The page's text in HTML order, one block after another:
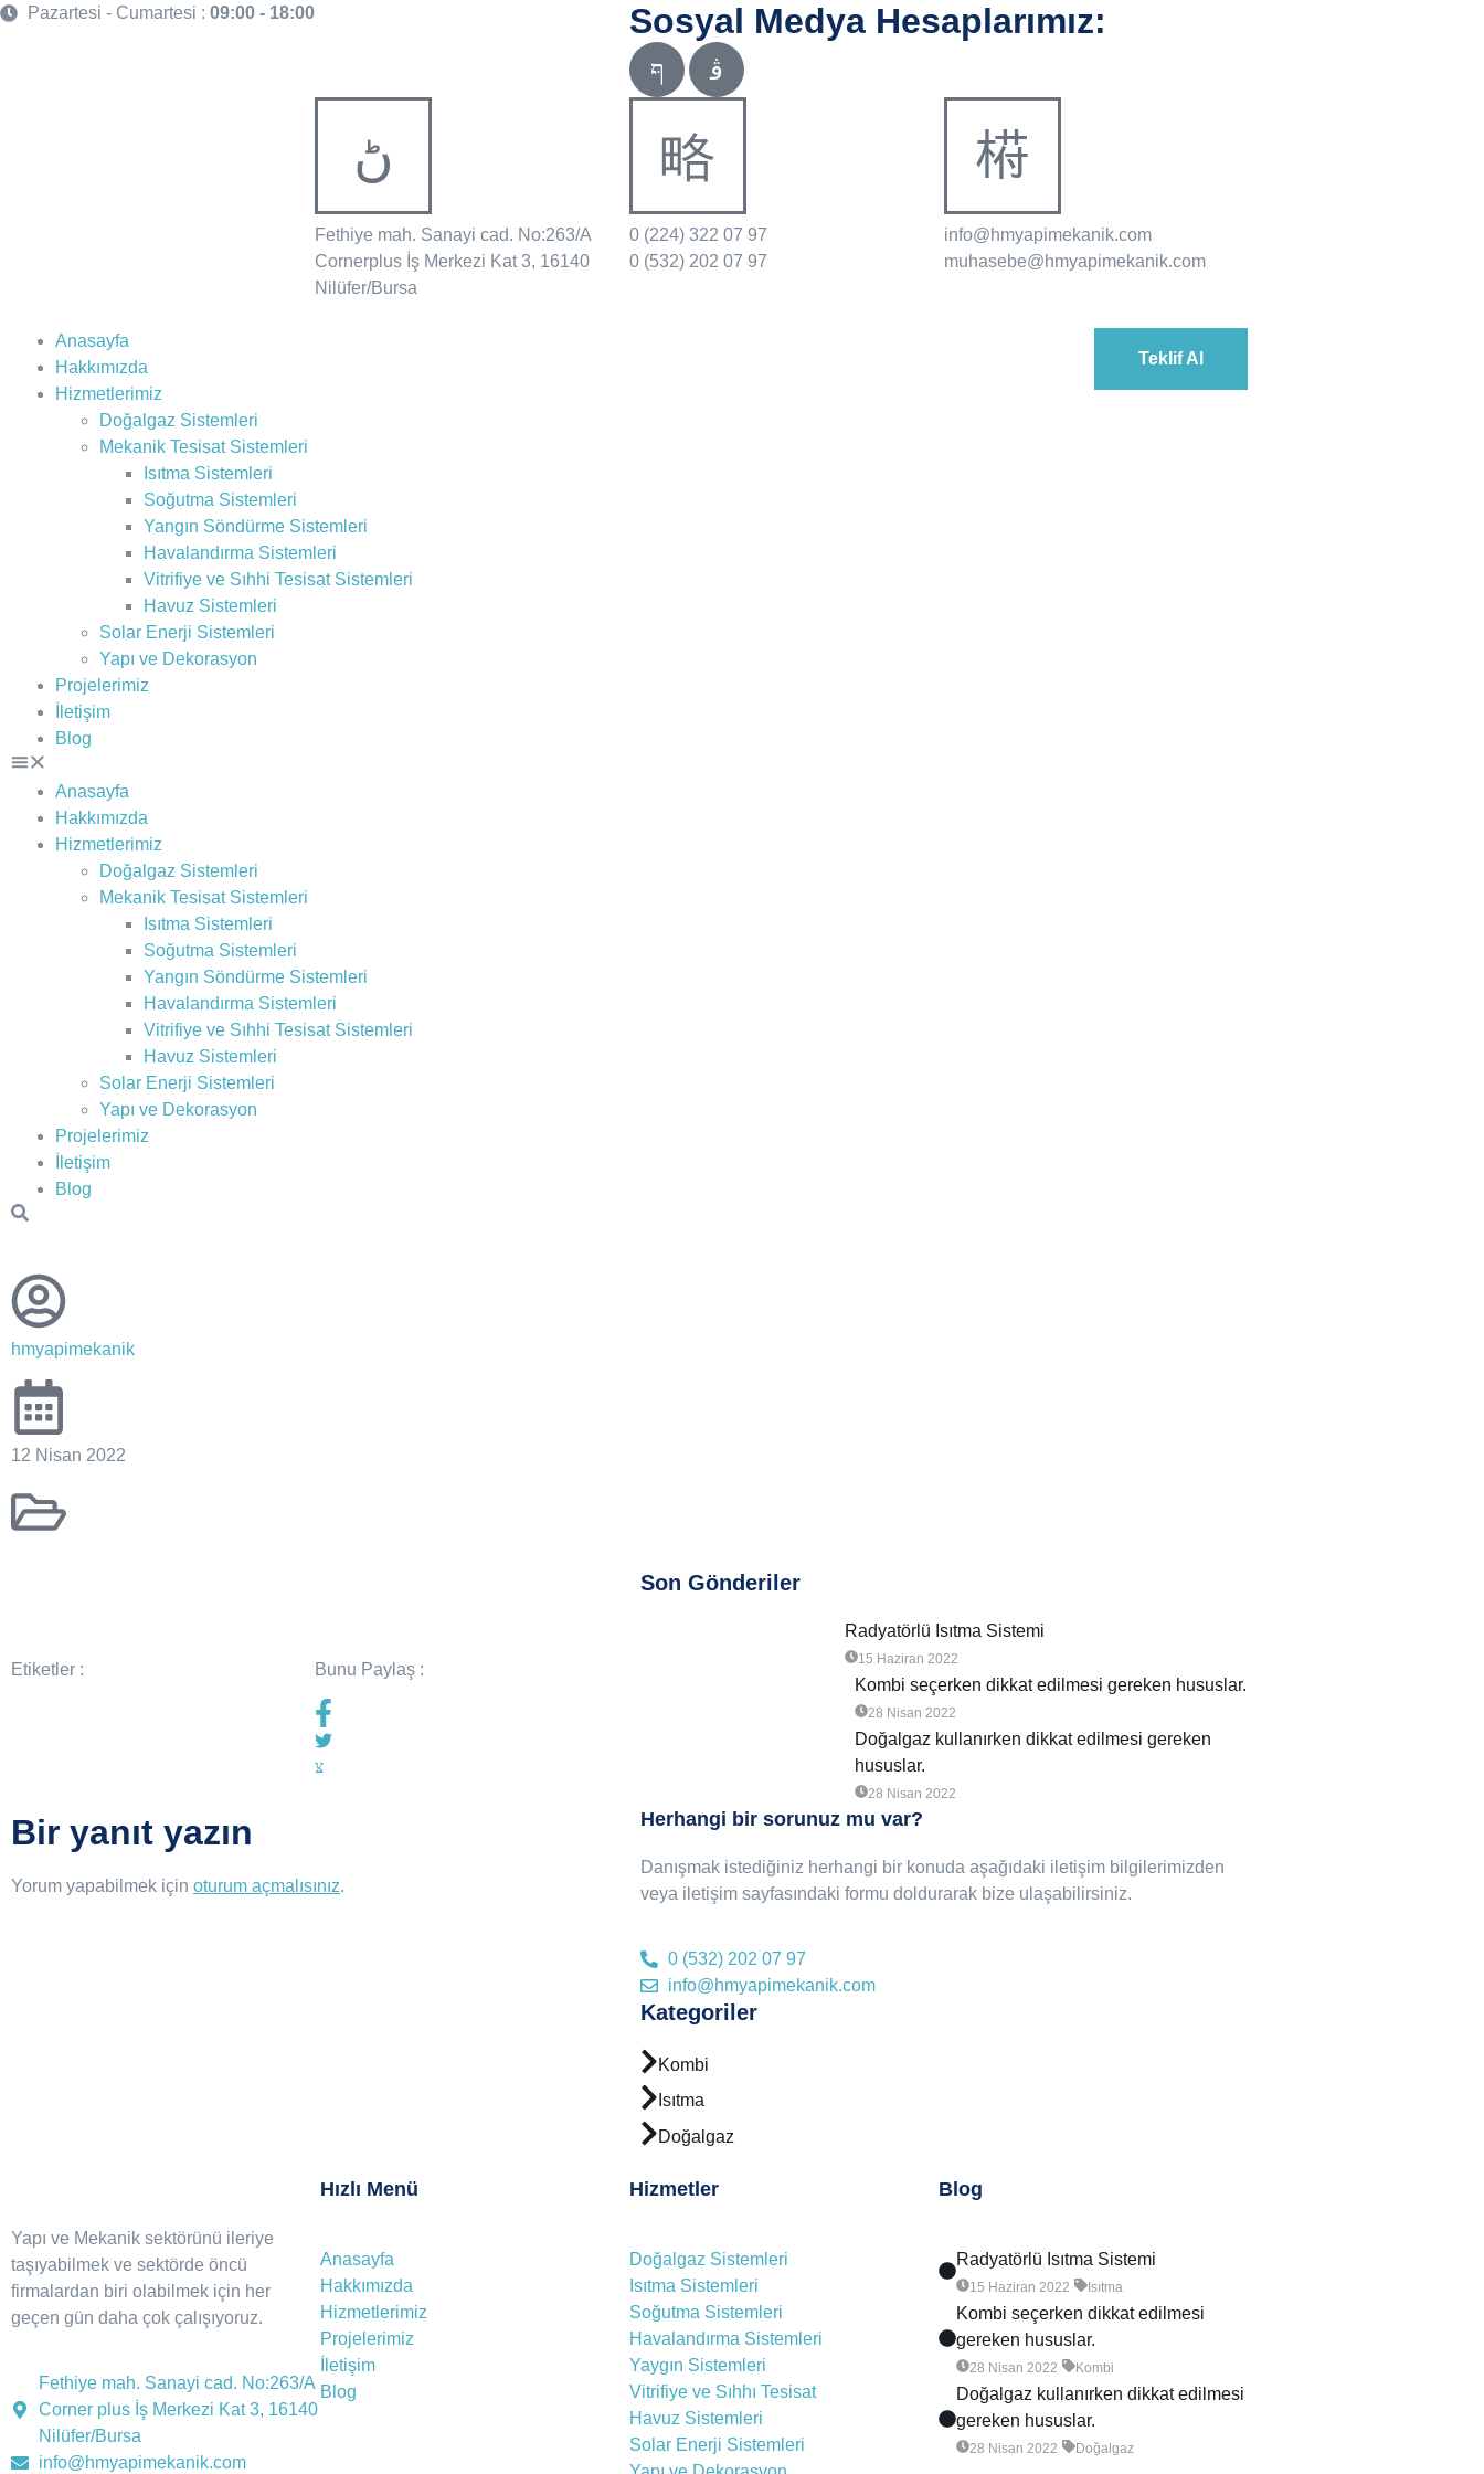
Pazartesi - Cumartesi : 09:00 - 18:00 Sosyal Medya Hesaplarımız:
Fethiye mah. Sanayi cad. No:263/A
Cornerplus İş Merkezi Kat 3, 16140
Nilüfer/Bursa
0 (224) 322 07 97
0 (532) 202 07 97
info@hmyapimekanik.com
muhasebe@hmyapimekanik.com
Anasayfa
Hakkımızda
Hizmetlerimiz
Doğalgaz Sistemleri
Mekanik Tesisat Sistemleri
Isıtma Sistemleri
Soğutma Sistemleri
Yangın Söndürme Sistemleri
Havalandırma Sistemleri
Vitrifiye ve Sıhhi Tesisat Sistemleri
Havuz Sistemleri
Solar Enerji Sistemleri
Yapı ve Dekorasyon
Projelerimiz
İletişim
Blog
Anasayfa
Hakkımızda
Hizmetlerimiz
Doğalgaz Sistemleri
Mekanik Tesisat Sistemleri
Isıtma Sistemleri
Soğutma Sistemleri
Yangın Söndürme Sistemleri
Havalandırma Sistemleri
Vitrifiye ve Sıhhi Tesisat Sistemleri
Havuz Sistemleri
Solar Enerji Sistemleri
Yapı ve Dekorasyon
Projelerimiz
İletişim
Blog
Teklif Al
hmyapimekanik
12 Nisan 2022
Etiketler : Bunu Paylaş :
Bir yanıt yazın
Yorum yapabilmek için oturum açmalısınız.
Son Gönderiler
Radyatörlü Isıtma Sistemi
15 Haziran 2022
Kombi seçerken dikkat edilmesi gereken hususlar.
28 Nisan 2022
Doğalgaz kullanırken dikkat edilmesi gereken
hususlar.
28 Nisan 2022
Herhangi bir sorunuz mu var?
Danışmak istediğiniz herhangi bir konuda aşağıdaki iletişim bilgilerimizden
veya iletişim sayfasındaki formu doldurarak bize ulaşabilirsiniz.
0 (532) 202 07 97
info@hmyapimekanik.com
Kategoriler
Kombi
Isıtma
Doğalgaz
Yapı ve Mekanik sektörünü ileriye
taşıyabilmek ve sektörde öncü
firmalardan biri olabilmek için her
geçen gün daha çok çalışıyoruz.
Fethiye mah. Sanayi cad. No:263/A
Corner plus İş Merkezi Kat 3, 16140
Nilüfer/Bursa
info@hmyapimekanik.com
Hızlı Menü
Anasayfa
Hakkımızda
Hizmetlerimiz
Projelerimiz
İletişim
Blog
Hizmetler
Doğalgaz Sistemleri
Isıtma Sistemleri
Soğutma Sistemleri
Havalandırma Sistemleri
Yaygın Sistemleri
Vitrifiye ve Sıhhı Tesisat
Havuz Sistemleri
Solar Enerji Sistemleri
Blog
Radyatörlü Isıtma Sistemi
15 Haziran 2022 Isıtma
Kombi seçerken dikkat edilmesi
gereken hususlar.
28 Nisan 2022 Kombi
Doğalgaz kullanırken dikkat edilmesi
gereken hususlar.
28 Nisan 2022 Doğalgaz